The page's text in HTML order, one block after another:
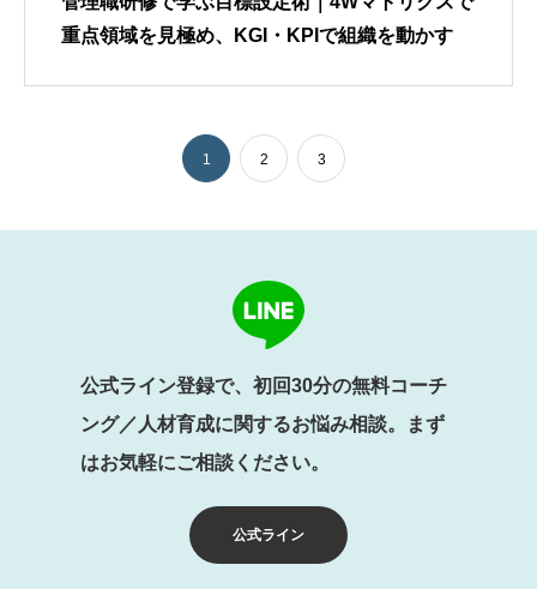
重点領域を見極め、KGI・KPIで組織を動かす
1 2 3
公式ライン
公式ライン登録で、初回30分の無料コーチ
ング／人材育成に関するお悩み相談。まず
はお気軽にご相談ください。